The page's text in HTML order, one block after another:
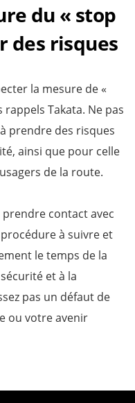
du « stop
des risques
la mesure de «
Takata. Ne pas
prendre des risques
ainsi que pour celle
de la route.
prendre contact avec
à suivre et
le temps de la
et à la
pas un défaut de
ou votre avenir